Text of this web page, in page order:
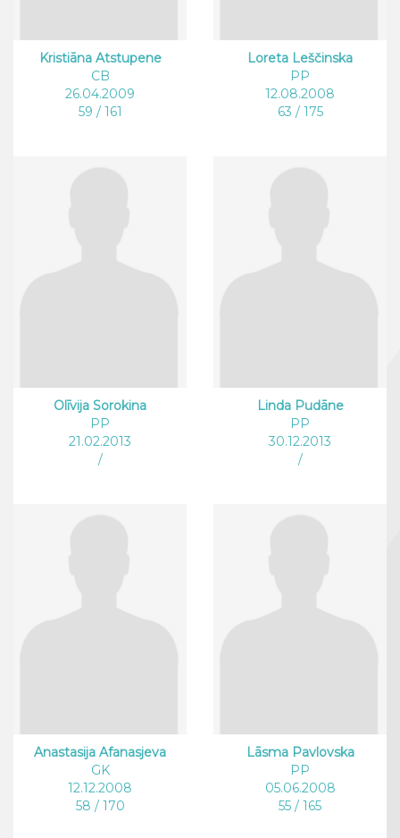
Kristiāna Atstupene
CB
26.04.2009
59 / 161
Loreta Leščinska
PP
12.08.2008
63 / 175
Olīvija Sorokina
PP
21.02.2013
/
Linda Pudāne
PP
30.12.2013
/
Anastasija Afanasjeva
GK
12.12.2008
58 / 170
Lāsma Pavlovska
PP
05.06.2008
55 / 165